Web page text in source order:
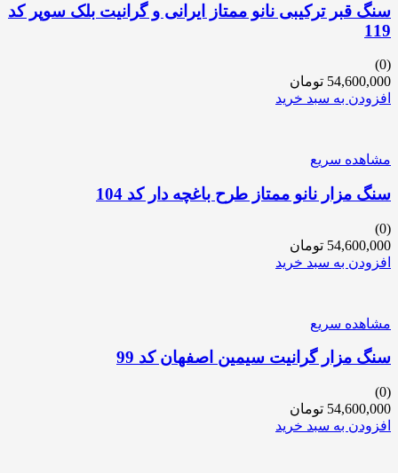
سنگ قبر ترکیبی نانو ممتاز ایرانی و گرانیت بلک سوپر کد
119
(0)
54,600,000 تومان
افزودن به سبد خرید
مشاهده سریع
سنگ مزار نانو ممتاز طرح باغچه دار کد 104
(0)
54,600,000 تومان
افزودن به سبد خرید
مشاهده سریع
سنگ مزار گرانیت سیمین اصفهان کد 99
(0)
54,600,000 تومان
افزودن به سبد خرید